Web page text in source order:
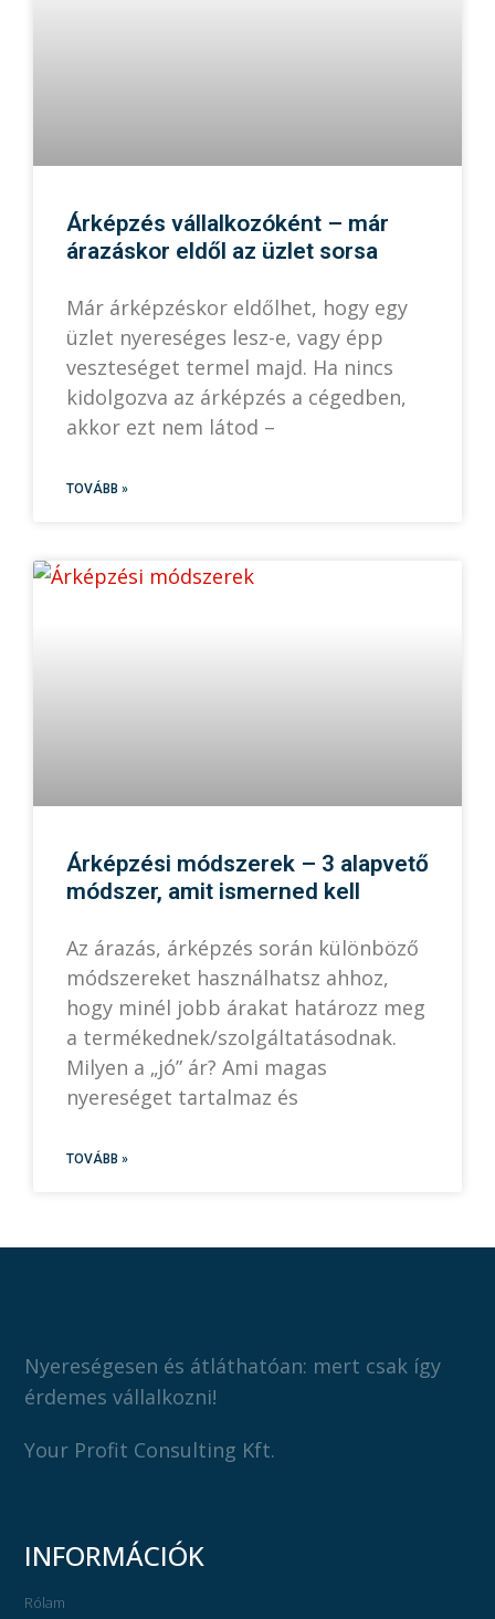
Árképzés vállalkozóként – már
árazáskor eldől az üzlet sorsa
Már árképzéskor eldőlhet, hogy egy
üzlet nyereséges lesz-e, vagy épp
veszteséget termel majd. Ha nincs
kidolgozva az árképzés a cégedben,
akkor ezt nem látod –
TOVÁBB »
Árképzési módszerek – 3 alapvető
módszer, amit ismerned kell
Az árazás, árképzés során különböző
módszereket használhatsz ahhoz,
hogy minél jobb árakat határozz meg
a termékednek/szolgáltatásodnak.
Milyen a „jó” ár? Ami magas
nyereséget tartalmaz és
TOVÁBB »
Nyereségesen és átláthatóan: mert csak így
érdemes vállalkozni!
Your Profit Consulting Kft.
INFORMÁCIÓK
Rólam